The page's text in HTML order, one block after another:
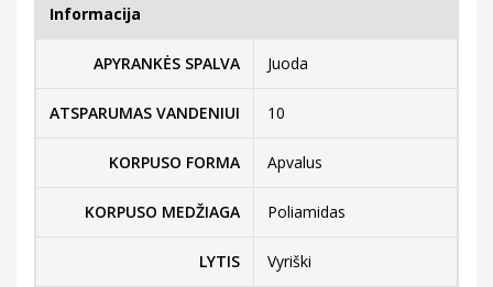
Informacija
APYRANKĖS SPALVA Juoda
ATSPARUMAS VANDENIUI 10
KORPUSO FORMA Apvalus
KORPUSO MEDŽIAGA Poliamidas
LYTIS Vyriški